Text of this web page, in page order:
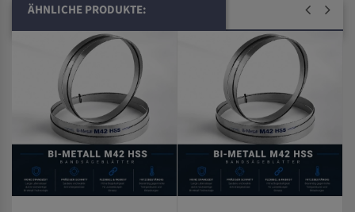
ÄHNLICHE PRODUKTE: